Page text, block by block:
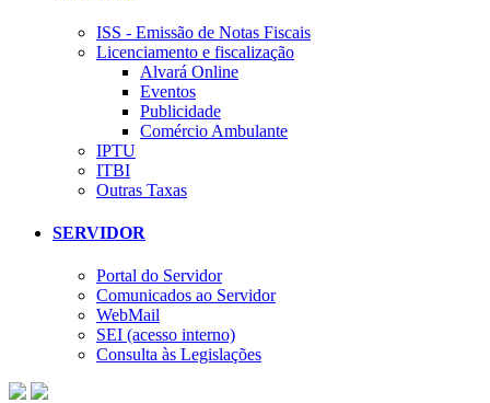
ISS - Emissão de Notas Fiscais
Licenciamento e fiscalização
Alvará Online
Eventos
Publicidade
Comércio Ambulante
IPTU
ITBI
Outras Taxas
SERVIDOR
Portal do Servidor
Comunicados ao Servidor
WebMail
SEI (acesso interno)
Consulta às Legislações